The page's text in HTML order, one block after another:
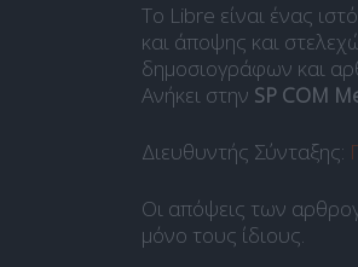
Το Libre είναι ένας
και άποψης και
δημοσιογράφων και
Ανήκει στην SP COM
Διευθυντής Σύνταξης:
Οι απόψεις των
μόνο τους ίδιους.